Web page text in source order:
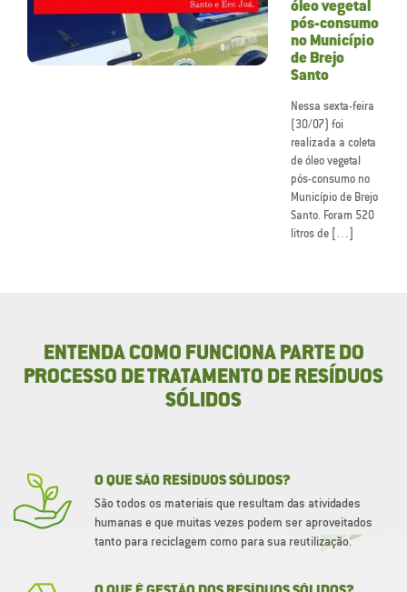
óleo vegetal
pós-consumo
no Município
de Brejo
Santo
Nessa sexta-feira
(30/07) foi
realizada a coleta
de óleo vegetal
pós-consumo no
Município de Brejo
Santo. Foram 520
litros de […]
ENTENDA COMO FUNCIONA PARTE DO
PROCESSO DE TRATAMENTO DE RESÍDUOS
SÓLIDOS
O QUE SÃO RESÍDUOS SÓLIDOS?
São todos os materiais que resultam das atividades
humanas e que muitas vezes podem ser aproveitados
tanto para reciclagem como para sua reutilização.